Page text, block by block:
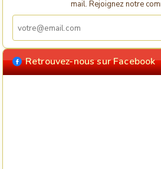
mail. Rejoignez notre
Retrouvez-nous sur Facebook